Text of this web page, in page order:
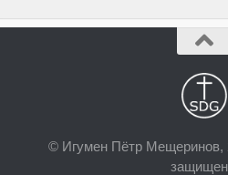
© Игумен Пётр Мещеринов,